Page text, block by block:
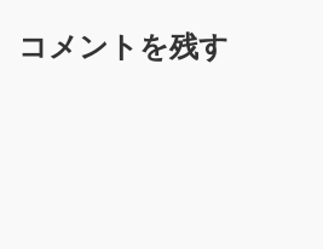
コメントを残す